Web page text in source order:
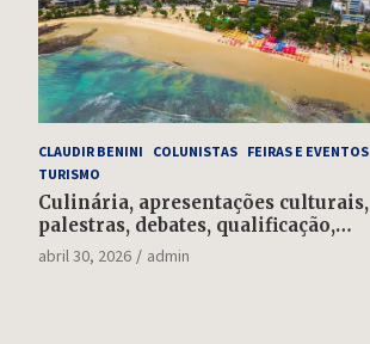
CLAUDIR BENINI COLUNISTAS FEIRAS E EVENTOS
TURISMO
Culinária, apresentações culturais,
palestras, debates, qualificação,
rodada de negócios: falta uma
semana para o Salão do Turismo
abril 30, 2026 admin